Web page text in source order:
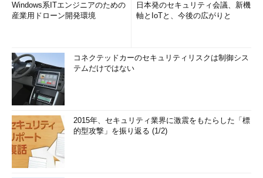
Windows系ITエンジニアのための
産業用ドローン開発環境
日本発のセキュリティ会議、新機
軸とIoTと、今後の広がりと
コネクテッドカーのセキュリティリスクは制御シス
テムだけではない
2015年、セキュリティ業界に激震をもたらした「標
的型攻撃」を振り返る (1/2)